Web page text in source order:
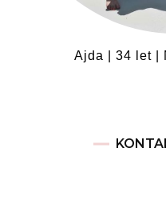
Ajda | 34 let |